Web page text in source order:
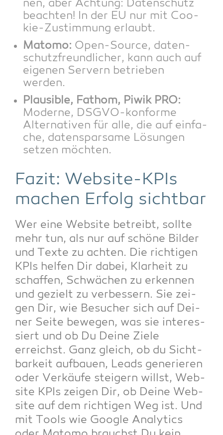
nen, aber Ach­tung: Daten­schutz
beach­ten! In der EU nur mit Coo­
kie-Zustim­mung erlaubt.
Mato­mo: Open-Source, daten­
schutz­freund­li­cher, kann auch auf
eige­nen Ser­vern betrie­ben
werden.
Plau­si­ble, Fathom, Piwik PRO:
Moder­ne, DSGVO-kon­for­me
Alter­na­ti­ven für alle, die auf ein­fa­
che, daten­spar­sa­me Lösun­gen
set­zen möchten.
Fazit: Web­site-KPIs
machen Erfolg sichtbar
Wer eine Web­site betreibt, soll­te
mehr tun, als nur auf schö­ne Bil­der
und Tex­te zu ach­ten. Die rich­ti­gen
KPIs hel­fen Dir dabei, Klar­heit zu
schaf­fen, Schwä­chen zu erken­nen
und gezielt zu ver­bes­sern. Sie zei­
gen Dir, wie Besu­cher sich auf Dei­
ner Sei­te bewe­gen, was sie inter­es­
siert und ob Du Dei­ne Zie­le
erreichst. Ganz gleich, ob du Sicht­
bar­keit auf­bau­en, Leads gene­rie­ren
oder Ver­käu­fe stei­gern willst, Web­
site KPIs zei­gen Dir, ob Dei­ne Web­
site auf dem rich­ti­gen Weg ist. Und
mit Tools wie Goog­le Ana­ly­tics